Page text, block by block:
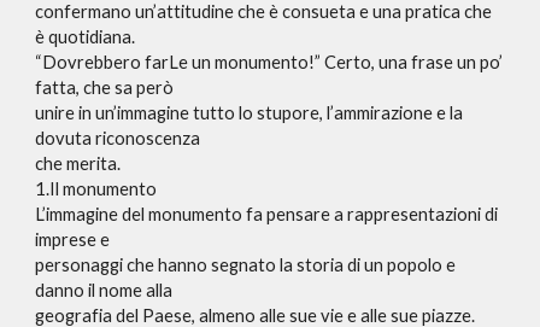
confermano un’attitudine che è consueta e una pratica che
è quotidiana.
“Dovrebbero farLe un monumento!” Certo, una frase un po’
fatta, che sa però
unire in un’immagine tutto lo stupore, l’ammirazione e la
dovuta riconoscenza
che merita.
1.Il monumento
L’immagine del monumento fa pensare a rappresentazioni di
imprese e
personaggi che hanno segnato la storia di un popolo e
danno il nome alla
geografia del Paese, almeno alle sue vie e alle sue piazze.